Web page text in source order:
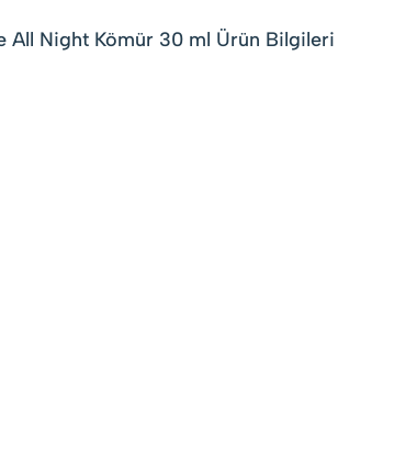
All Night Kömür 30 ml Ürün Bilgileri